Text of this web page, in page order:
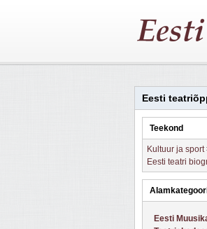
Eesti
Teekond
Kultuur ja sport
Eesti teatri
Eesti